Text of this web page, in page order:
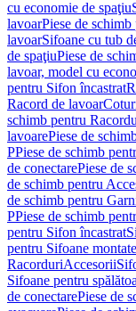
cu economie de spaţiu
lavoarPiese de
lavoarSifoane cu tub
de spaţiuPiese de
lavoar, model cu
pentru Sifon încastrat
Racord de lavoar
schimb pentru
lavoarePiese de
PPiese de schimb
de conectarePiese de
de schimb pentru
de schimb pentru
PPiese de schimb
pentru Sifon încastrat
pentru Sifoane
RacorduriAccesorii
Sifoane pentru
de conectarePiese de